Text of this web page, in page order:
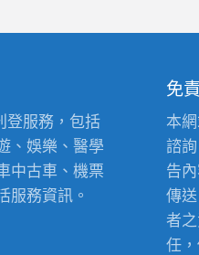
登服務，包括
、娛樂、醫學
中古車、機票
服務資訊。
免
本
諮
告
傳
者
任